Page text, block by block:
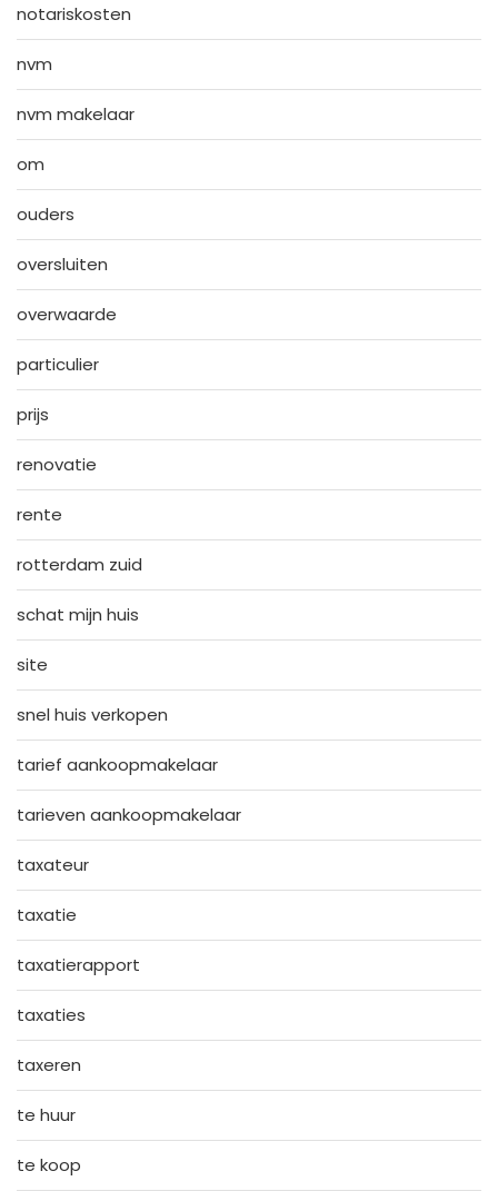
notariskosten
nvm
nvm makelaar
om
ouders
oversluiten
overwaarde
particulier
prijs
renovatie
rente
rotterdam zuid
schat mijn huis
site
snel huis verkopen
tarief aankoopmakelaar
tarieven aankoopmakelaar
taxateur
taxatie
taxatierapport
taxaties
taxeren
te huur
te koop